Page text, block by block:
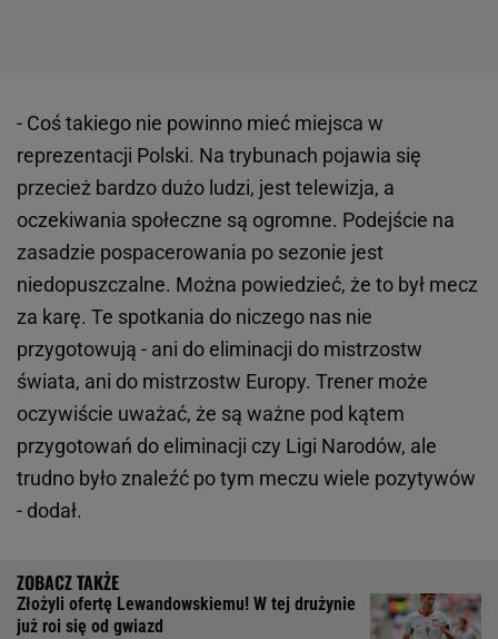
- Coś takiego nie powinno mieć miejsca w
reprezentacji Polski. Na trybunach pojawia się
przecież bardzo dużo ludzi, jest telewizja, a
oczekiwania społeczne są ogromne. Podejście na
zasadzie pospacerowania po sezonie jest
niedopuszczalne. Można powiedzieć, że to był mecz
za karę. Te spotkania do niczego nas nie
przygotowują - ani do eliminacji do mistrzostw
świata, ani do mistrzostw Europy. Trener może
oczywiście uważać, że są ważne pod kątem
przygotowań do eliminacji czy Ligi Narodów, ale
trudno było znaleźć po tym meczu wiele pozytywów
- dodał.
Złożyli ofertę Lewandowskiemu! W tej drużynie
już roi się od gwiazd